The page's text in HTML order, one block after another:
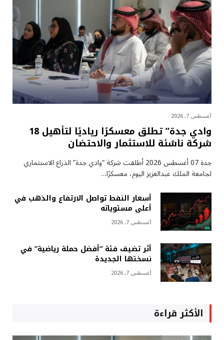
أغسطس 7, 2026
وادي جدة” تطلق معسكرًا رياديًا لتأهيل 18
شركة ناشئة للاستثمار والاحتضان
جدة 07 أغسطس 2026 أطلقت شركة “وادي جدة” الذراع الاستثماري
لجامعة الملك عبدالعزيز اليوم، معسكرًا…
أسعار النفط تواصل الارتفاع والذهب في
أعلى مستوياته
أغسطس 7, 2026
أثر تضيف فئة “أفضل حملة رياضية” في
نسختها الجديدة
أغسطس 7, 2026
الأكثر قراءة